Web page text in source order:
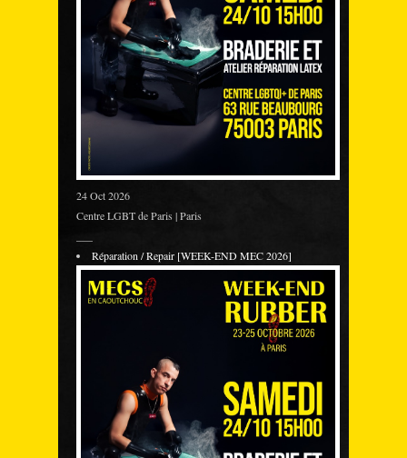
24 Oct 2026
Centre LGBT de Paris | Paris
Réparation / Repair [WEEK-END MEC 2026]